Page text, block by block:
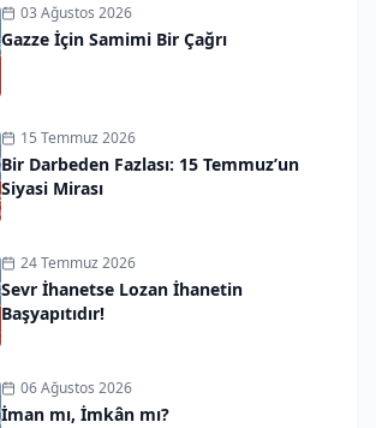
03 Ağustos 2026
Gazze İçin Samimi Bir Çağrı
15 Temmuz 2026
Bir Darbeden Fazlası: 15 Temmuz’un
Siyasi Mirası
24 Temmuz 2026
Sevr İhanetse Lozan İhanetin
Başyapıtıdır!
06 Ağustos 2026
İman mı, İmkân mı?